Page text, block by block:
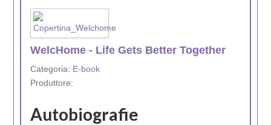
WelcHome - Life Gets Better Together
Categoria: E-book
Produttore:
Autobiografie